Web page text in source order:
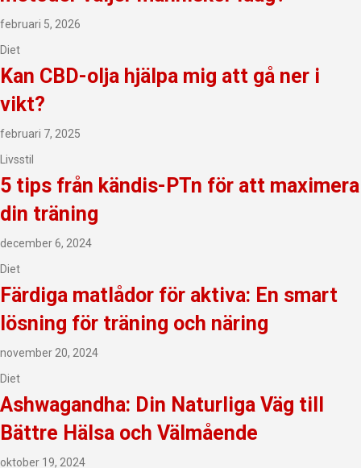
februari 5, 2026
Diet
Kan CBD-olja hjälpa mig att gå ner i
vikt?
februari 7, 2025
Livsstil
5 tips från kändis-PTn för att maximera
din träning
december 6, 2024
Diet
Färdiga matlådor för aktiva: En smart
lösning för träning och näring
november 20, 2024
Diet
Ashwagandha: Din Naturliga Väg till
Bättre Hälsa och Välmående
oktober 19, 2024